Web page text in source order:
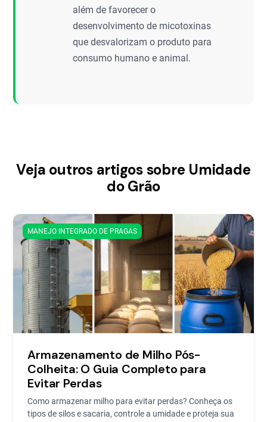
além de favorecer o
desenvolvimento de micotoxinas
que desvalorizam o produto para
consumo humano e animal.
Veja outros artigos sobre Umidade
do Grão
MANEJO INTEGRADO DE PRAGAS
Armazenamento de Milho Pós-
Colheita: O Guia Completo para
Evitar Perdas
Como armazenar milho para evitar perdas? Conheça os
tipos de silos e sacaria, controle a umidade e proteja sua